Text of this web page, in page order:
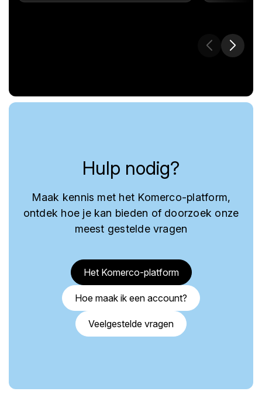
Hulp nodig?
Maak kennis met het Komerco-platform,
ontdek hoe je kan bieden of doorzoek onze
meest gestelde vragen
Het Komerco-platform
Hoe maak ik een account?
Veelgestelde vragen